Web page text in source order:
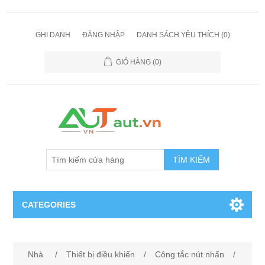
GHI DANH ĐĂNG NHẬP DANH SÁCH YÊU THÍCH (0)
GIỎ HÀNG (0)
TÌM KIẾM
CATEGORIES
Nhà / Thiết bị điều khiển / Công tắc nút nhấn
/